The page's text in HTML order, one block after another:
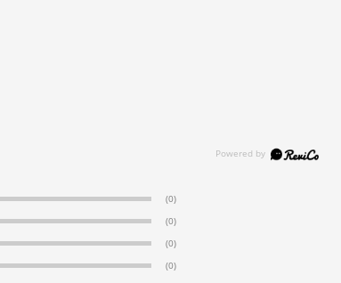
(0)
(0)
(0)
(0)